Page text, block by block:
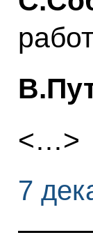
<…>
7